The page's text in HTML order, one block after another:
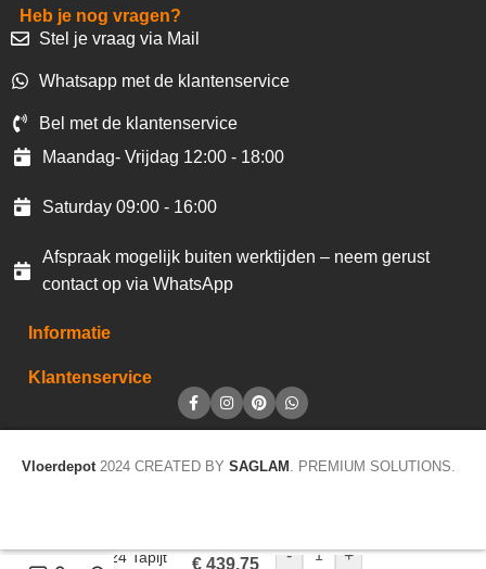
Heb je nog vragen?
Stel je vraag via Mail
Whatsapp met de klantenservice
Bel met de klantenservice
Maandag- Vrijdag 12:00 - 18:00
Saturday 09:00 - 16:00
Afspraak mogelijk buiten werktijden – neem gerust
contact op via WhatsApp
Informatie
Klantenservice
Vloerdepot 2024 CREATED BY SAGLAM . PREMIUM SOLUTIONS.
Wool 24 Tapijt
€ 439,75 - +